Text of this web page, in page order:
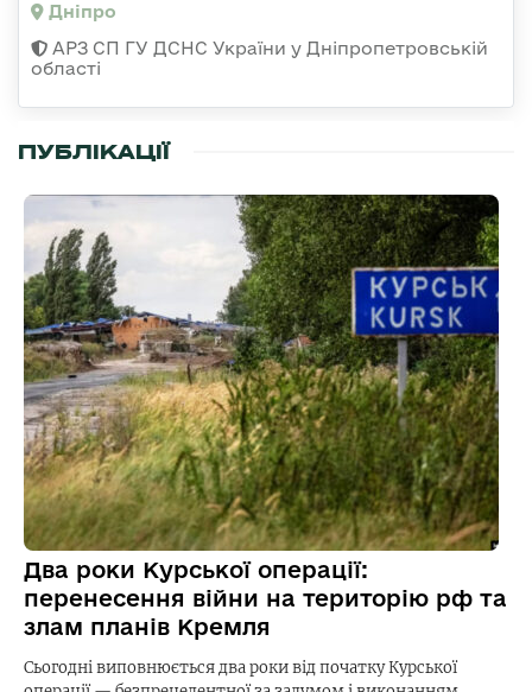
Дніпро
АРЗ СП ГУ ДСНС України у Дніпропетровській
області
ПУБЛІКАЦІЇ
Два роки Курської операції:
перенесення війни на територію рф та
злам планів Кремля
Сьогодні виповнюється два роки від початку Курської